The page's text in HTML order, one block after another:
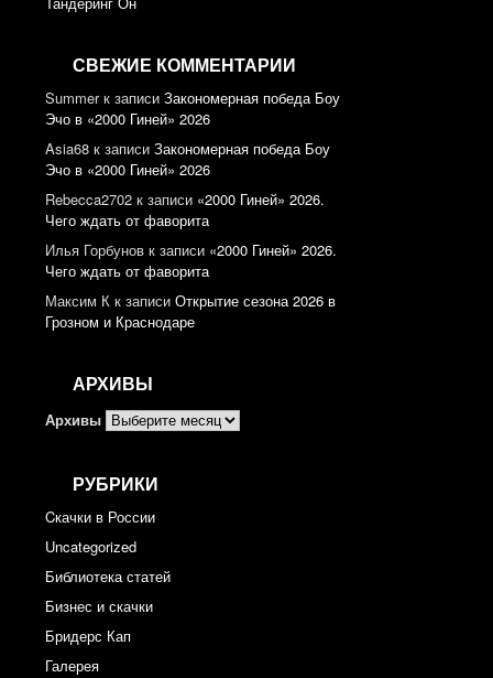
СВЕЖИЕ КОММЕНТАРИИ
Summerк записи Закономерная победа Боу
Эчо в «2000 Гиней» 2026
Asia68 к записи Закономерная победа Боу
Эчо в «2000 Гиней» 2026
Rebecca2702 к записи «2000 Гиней» 2026.
Чего ждать от фаворита
Илья Горбунов к записи «2000 Гиней» 2026.
Чего ждать от фаворита
Максим К к записи Открытие сезона 2026 в
Грозном и Краснодаре
АРХИВЫ
Архивы
РУБРИКИ
Cкачки в России
Uncategorized
Библиотека статей
Бизнес и скачки
Бридерс Кап
Галерея